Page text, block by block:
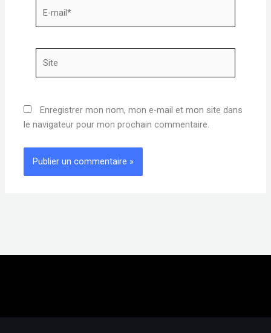
mail*
Enregistrer mon nom, mon e-mail et mon site dans
le navigateur pour mon prochain commentaire.